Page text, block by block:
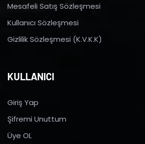
Mesafeli Satış Sözleşmesi
Kullanıcı Sözleşmesi
Gizlilik Sözleşmesi (K.V.K.K)
KULLANICI
Giriş Yap
Şifremi Unuttum
Üye OL